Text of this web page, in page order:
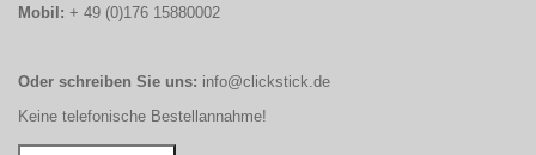
Mobil: + 49 (0)176 15880002
Oder schreiben Sie uns: info@clickstick.de
Keine telefonische Bestellannahme!